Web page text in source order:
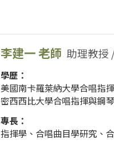
李建一 老師 助理教授
學歷：
美國南卡羅萊納大學合唱指
密西西比大學合唱指揮與鋼
專長：
指揮學、合唱曲目學研究、